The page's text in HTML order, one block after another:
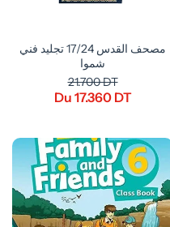
مصحف القدس 17/24 تجليد فني
شموا
21.700 DT
Du 17.360 DT